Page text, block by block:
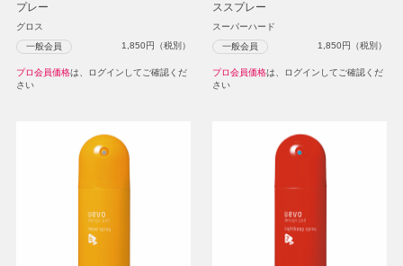
プレー
グロス
一般会員 1,850円（税別）
プロ会員価格は、ログインしてご確認くだ
さい
ススプレー
スーパーハード
一般会員 1,850円（税別）
プロ会員価格は、ログインしてご確認くだ
さい